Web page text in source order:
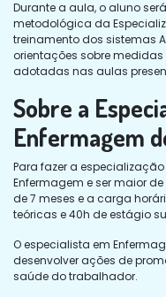
Durante a aula, o aluno
metodológica da
treinamento dos sistemas
orientações sobre
adotadas nas aulas
Sobre a
Enfermagem
Para fazer a
Enfermagem e ser maior
de 7 meses e a carga
teóricas e 40h de estágio
O especialista em
desenvolver ações de
saúde do trabalhador.